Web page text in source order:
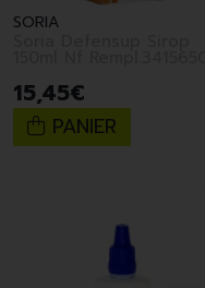
SORIA
15,45€
PANIER